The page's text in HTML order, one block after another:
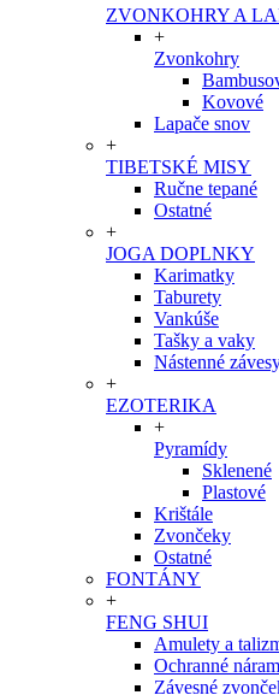
ZVONKOHRY A
+
Zvonkohry
Kovové
Lapače snov
+
TIBETSKÉ MISY
Ručne tepané
Ostatné
+
JOGA DOPLNKY
Karimatky
Taburety
Vankúše
Tašky a vaky
Nástenné
+
EZOTERIKA
+
Pyramídy
Sklenené
Plastové
Krištále
Zvončeky
Ostatné
FONTÁNY
+
FENG SHUI
Amulety a
Ochranné
Závesné